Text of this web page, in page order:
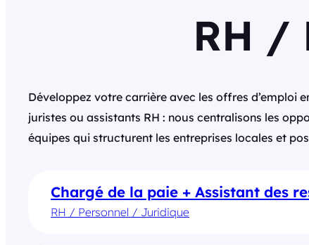
RH /
Développez votre carrière avec les offres d’emploi
juristes ou assistants RH : nous centralisons les
équipes qui structurent les entreprises locales et
Chargé de la paie + Assistant des
RH / Personnel / Juridique